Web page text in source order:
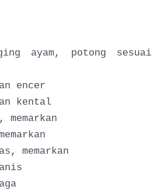
ayam, potong sesuai
encer
kental
memarkan